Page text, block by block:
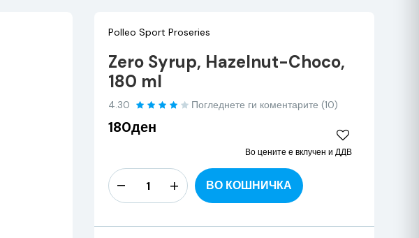
Polleo Sport Proseries
Zero Syrup, Hazelnut-Choco,
180 ml
4.30 Погледнете ги коментарите (10)
180ден
Во цените е вклучен и ДДВ
ВО КОШНИЧКА